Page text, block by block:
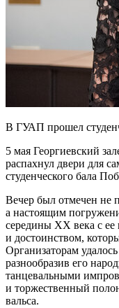
В ГУАП прошел
5 мая Георгиевский
распахнул двери для
студенческого бала
Вечер был отмечен не
а настоящим
середины XX века с
и достоинством,
Организаторам
разнообразив его
танцевальными
и торжественный
вальса.